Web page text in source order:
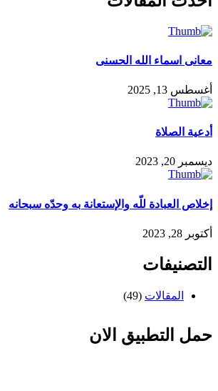
معانى اسماء الله الحسنى
أغسطس 13, 2025
أدعية الصلاة
ديسمبر 20, 2023
إخلاص العبادة للّه والإستعانة به وحدّه سبحانه
أكتوبر 28, 2023
التصنيفات
المقالات (49)
حمل التطبيق الان